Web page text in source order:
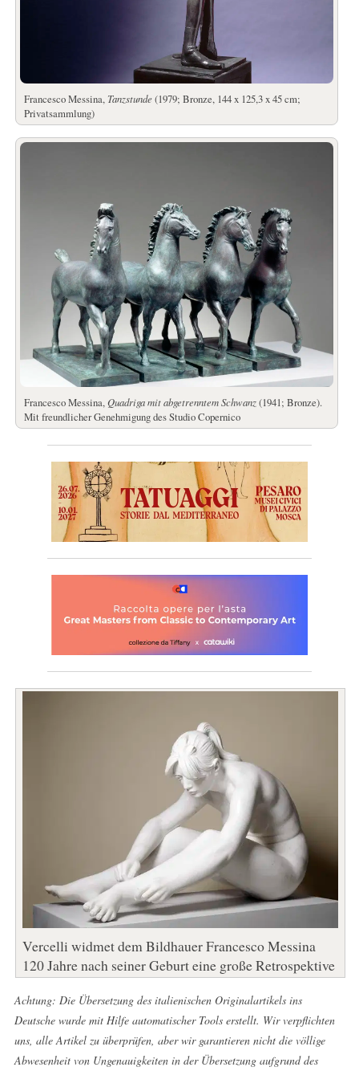
Francesco Messina, Tanzstunde (1979; Bronze, 144 x 125,3 x 45 cm;
Privatsammlung)
Francesco Messina,Quadriga mit abgetrenntem Schwanz(1941; Bronze).
Mit freundlicher Genehmigung des Studio Copernico
Vercelli widmet dem Bildhauer Francesco Messina
120 Jahre nach seiner Geburt eine große Retrospektive
Achtung: Die Übersetzung des italienischen Originalartikels ins
Deutsche wurde mit Hilfe automatischer Tools erstellt. Wir verpflichten
uns, alle Artikel zu überprüfen, aber wir garantieren nicht die völlige
Abwesenheit von Ungenauigkeiten in der Übersetzung aufgrund des